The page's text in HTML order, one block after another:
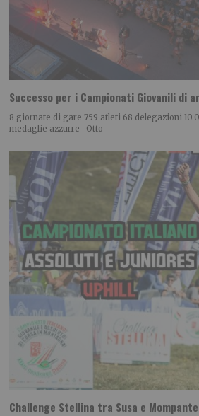
Successo per i Campionati Giovanili di
8 giornate di gare 759 atleti 68 delegazioni
medaglie azzurre Otto
Challenge Stellina tra Susa e